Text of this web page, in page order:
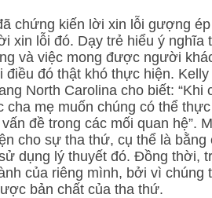
chứng kiến ​​lời xin lỗi gượng
xin lỗi đó. Dạy trẻ hiểu ý
và việc mong được người
điều đó thật khó thực hiện.
North Carolina cho biết:
cha mẹ muốn chúng có thể
đề trong các mối quan hệ”.
cho sự tha thứ, cụ thể là
dụng lý thuyết đó. Đồng thời,
của riêng mình, bởi vì
bản chất của tha thứ.